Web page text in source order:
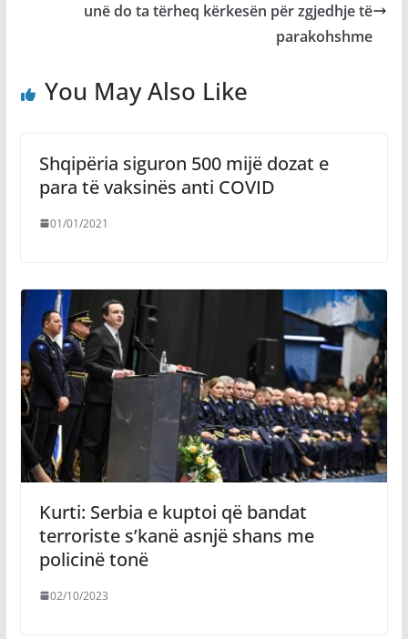
unë do ta tërheq kërkesën për zgjedhje të
parakohshme
You May Also Like
Shqipëria siguron 500 mijë dozat e
para të vaksinës anti COVID
01/01/2021
Kurti: Serbia e kuptoi që bandat
terroriste s’kanë asnjë shans me
policinë tonë
02/10/2023